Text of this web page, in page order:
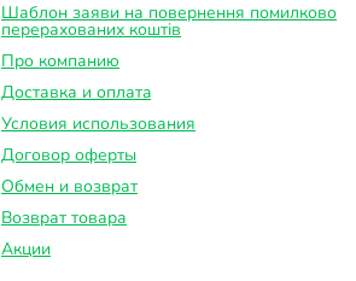
Шаблон заяви на повернення помилково
перерахованих коштів
Про компанию
Доставка и оплатa
Условия использования
Договор оферты
Обмен и возврат
Возврат товара
Акции